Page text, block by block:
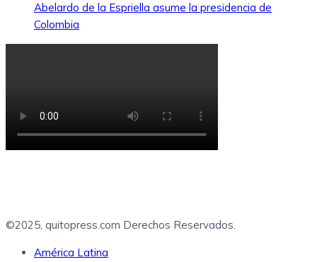
Abelardo de la Espriella asume la presidencia de
Colombia
©2025, quitopress.com Derechos Reservados.
América Latina